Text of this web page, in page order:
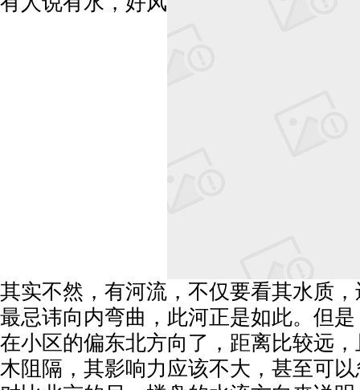
其实不然，有河流，不仅要看其水质
最忌讳向内弯曲，此河正是如此。但
在小区的偏东北方向了，距离比较远
木阻隔，其影响力应该不大，甚至可